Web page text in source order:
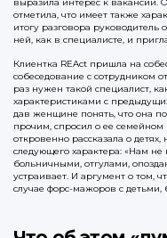
выразила интерес к вакансии.
отметила, что имеет также
итогу разговора руководитель
ней, как в специалисте, и
Клиентка REAct пришла на
собеседование с сотрудником
раз нужен такой специалист,
характеристиками с
дав женщине понять, что она
прочим, спросил о ее
откровенно рассказала о
следующего характера: «Нам
больничными, отгулами,
устраивает. И аргумент о том,
случае форс-мажоров с детьми,